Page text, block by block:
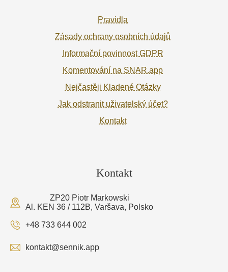
Pravidla
Zásady ochrany osobních údajů
Informační povinnost GDPR
Komentování na SNAR.app
Nejčastěji Kladené Otázky
Jak odstranit uživatelský účet?
Kontakt
Kontakt
ZP20 Piotr Markowski
Al. KEN 36 / 112B, Varšava, Polsko
+48 733 644 002
kontakt@sennik.app